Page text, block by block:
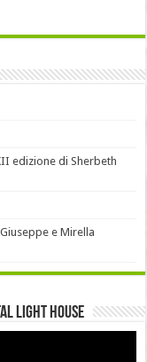
edizione di Sherbeth
e Mirella
LIGHT HOUSE